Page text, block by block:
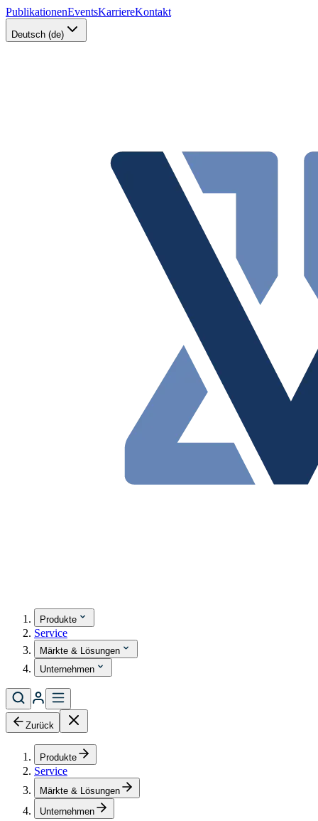
PublikationenEventsKarriereKontakt
Deutsch (de)
Produkte
Service
Märkte & Lösungen
Unternehmen
Zurück
Produkte
Service
Märkte & Lösungen
Unternehmen